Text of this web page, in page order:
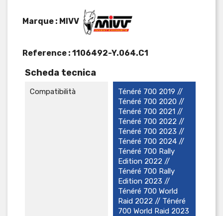
Marque : MIVV
Reference : 1106492-Y.064.C1
Scheda tecnica
Compatibilità
Ténéré 700 2019 //
Ténéré 700 2020 //
Ténéré 700 2021 //
Ténéré 700 2022 //
Ténéré 700 2023 //
Ténéré 700 2024 //
Ténéré 700 Rally
Edition 2022 //
Ténéré 700 Rally
Edition 2023 //
Ténéré 700 World
Raid 2022 // Ténéré
700 World Raid 2023